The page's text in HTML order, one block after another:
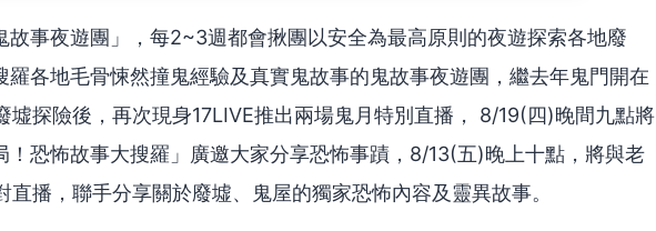
故事夜遊團」，每2~3週都會揪團以安全為最高原則的夜遊探索各地廢
羅各地毛骨悚然撞鬼經驗及真實鬼故事的鬼故事夜遊團，繼去年鬼門開在
墟探險後，再次現身17LIVE推出兩場鬼月特別直播， 8/19(四)晚間九點將
！恐怖故事大搜羅」廣邀大家分享恐怖事蹟，8/13(五)晚上十點，將與老
直播，聯手分享關於廢墟、鬼屋的獨家恐怖內容及靈異故事。